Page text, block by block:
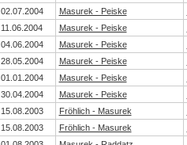
02.07.2004
Masurek - Peiske
11.06.2004
Masurek - Peiske
04.06.2004
Masurek - Peiske
28.05.2004
Masurek - Peiske
01.01.2004
Masurek - Peiske
30.04.2004
Masurek - Peiske
15.08.2003
Fröhlich - Masurek
15.08.2003
Fröhlich - Masurek